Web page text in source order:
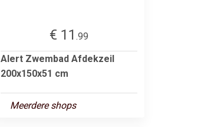
€ 11 .99
Alert Zwembad Afdekzeil
200x150x51 cm
Meerdere shops